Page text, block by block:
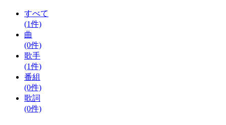
すべて
(1件)
曲
(0件)
歌手
(1件)
番組
(0件)
歌詞
(0件)